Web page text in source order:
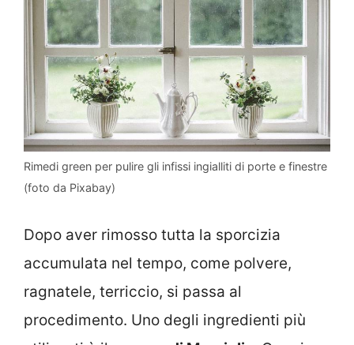
Rimedi green per pulire gli infissi ingialliti di porte e finestre
(foto da Pixabay)
Dopo aver rimosso tutta la sporcizia
accumulata nel tempo, come polvere,
ragnatele, terriccio, si passa al
procedimento. Uno degli ingredienti più